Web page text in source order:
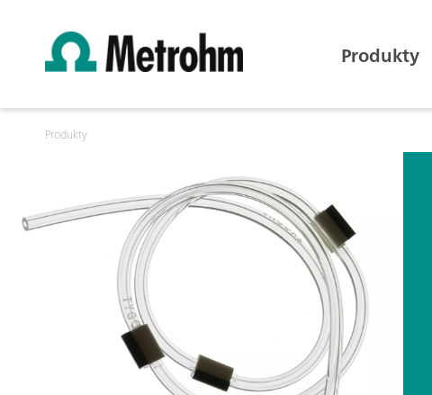
Produkty
Produkty